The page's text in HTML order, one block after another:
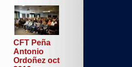
CFT Peña
Antonio
Ordoñez oct